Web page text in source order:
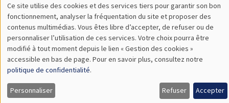
Utilisation
des
données
personnelles
et
Ce site utilise des cookies et des services tiers pour garantir son bon
fonctionnement, analyser la fréquentation du site et proposer des
contenus multimédias. Vous êtes libre d’accepter, de refuser ou de
personnaliser l’utilisation de ces services. Votre choix pourra être
modifié à tout moment depuis le lien « Gestion des cookies »
accessible en bas de page. Pour en savoir plus, consultez notre
politique de confidentialité.
Personnaliser Refuser Accepter